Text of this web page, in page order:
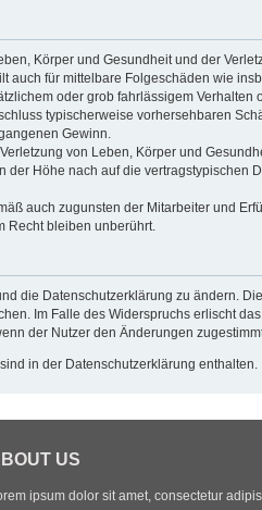
Körper und Gesundheit und der
auch für mittelbare Folgeschäden wie
oder grob fahrlässigem
typischerweise vorhersehbaren
Gewinn.
von Leben, Körper und
Höhe nach auf die
auch zugunsten der Mitarbeiter und
Recht bleiben unberührt.
die Datenschutzerklärung zu ändern.
Im Falle des Widerspruchs erlischt
der Nutzer den Änderungen
in der Datenschutzerklärung enthalten.
US
ipsum dolor sit amet, consectetur